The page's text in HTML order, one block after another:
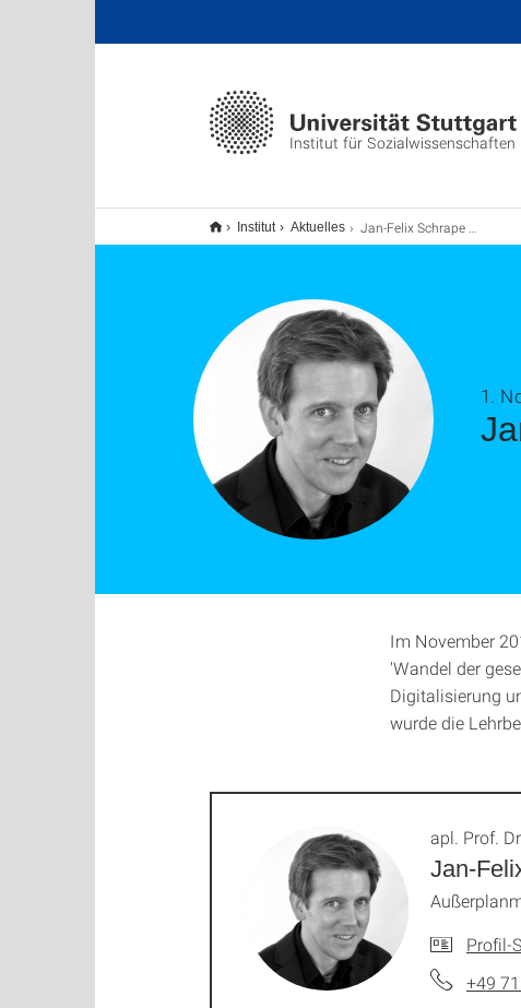
Institut für Sozialwissenschaften
Institut Aktuelles Jan-Felix Schrape habilitiert
1.
Im November
'Wandel der
Digitalisierung
wurde die
Jan-
apl. Prof. Dr.
Profil-
+49